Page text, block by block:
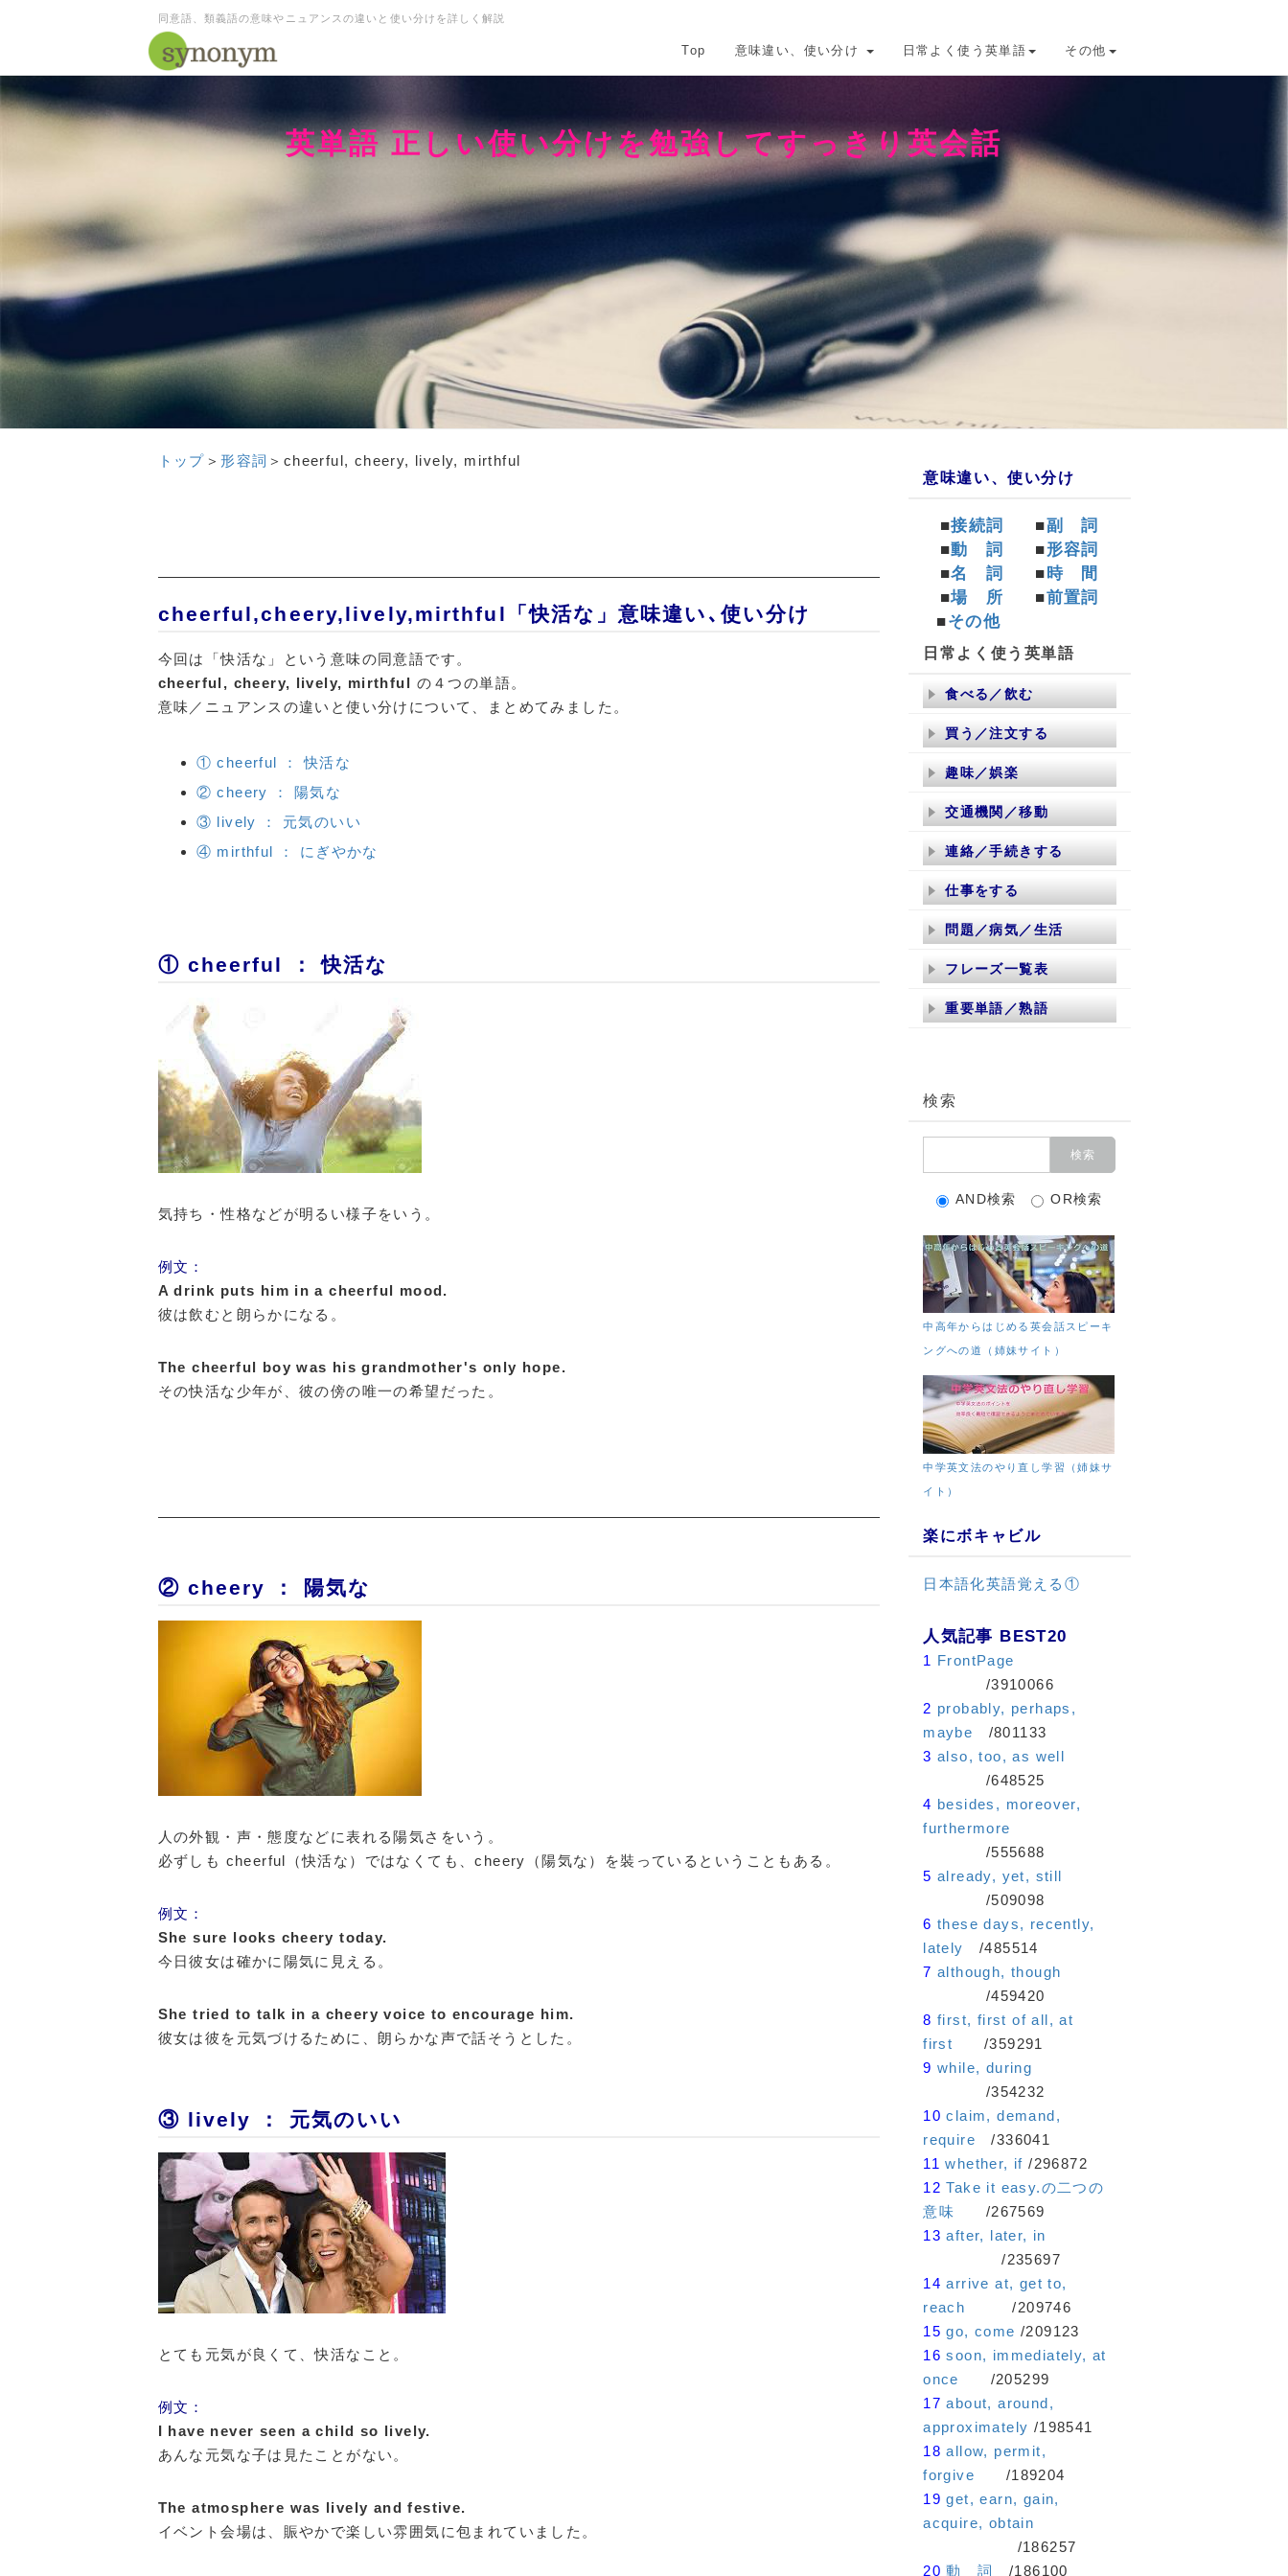
同意語、類義語の意味やニュアンスの違いと使い分けを詳しく解説
Top 意味違い、使い分け 日常よく使う英単語 その他
英単語 正しい使い分けを勉強してすっきり英会話
トップ ＞形容詞 ＞ cheerful, cheery, lively, mirthful
cheerful,cheery,lively,mirthful「快活な」意味違い､使い分け
今回は「快活な」という意味の同意語です。
cheerful, cheery, lively, mirthful の４つの単語。
意味／ニュアンスの違いと使い分けについて、まとめてみました。
① cheerful ： 快活な
② cheery ： 陽気な
③ lively ： 元気のいい
④ mirthful ： にぎやかな
① cheerful ： 快活な
気持ち・性格などが明るい様子をいう。
例文：
A drink puts him in a cheerful mood.
彼は飲むと朗らかになる。
The cheerful boy was his grandmother's only hope.
その快活な少年が、彼の傍の唯一の希望だった。
② cheery ： 陽気な
人の外観・声・態度などに表れる陽気さをいう。
必ずしも cheerful（快活な）ではなくても、cheery（陽気な）を裝っているということもある。
例文：
She sure looks cheery today.
今日彼女は確かに陽気に見える。
She tried to talk in a cheery voice to encourage him.
彼女は彼を元気づけるために、朗らかな声で話そうとした。
③ lively ： 元気のいい
とても元気が良くて、快活なこと。
例文：
I have never seen a child so lively.
あんな元気な子は見たことがない。
The atmosphere was lively and festive.
イベント会場は、賑やかで楽しい雰囲気に包まれていました。
意味違い、使い分け
■接続詞 ■副 詞
■動 詞 ■形容詞
■名 詞 ■時 間
■場 所 ■前置詞
■その他
日常よく使う英単語
食べる／飲む
買う／注文する
趣味／娯楽
交通機関／移動
連絡／手続きする
仕事をする
問題／病気／生活
フレーズ一覧表
重要単語／熟語
検索
AND検索 OR検索
中高年からはじめる英会話スピーキ
ングへの道（姉妹サイト）
中学英文法のやり直し学習（姉妹サ
イト）
楽にボキャビル
日本語化英語覚える①
人気記事 BEST20
1 FrontPage
/3910066
2 probably, perhaps,
maybe /801133
3 also, too, as well
/648525
4 besides, moreover,
furthermore
/555688
5 already, yet, still
/509098
6 these days, recently,
lately /485514
7 although, though
/459420
8 first, first of all, at
first /359291
9 while, during
/354232
10 claim, demand,
require /336041
11 whether, if /296872
12 Take it easy.の二つの
意味 /267569
13 after, later, in
/235697
14 arrive at, get to,
reach /209746
15 go, come /209123
16 soon, immediately, at
once
/205299
17 about, around,
approximately /198541
18 allow, permit,
forgive /189204
19 get, earn, gain,
acquire, obtain
/186257
20 動 詞 /186100